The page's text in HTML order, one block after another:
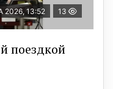
2026, 13:52 13
поездкой